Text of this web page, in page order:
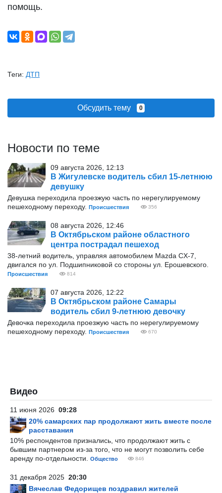
помощь.
Теги: ДТП
Обсудить тему 0
Новости по теме
09 августа 2026, 12:13
В Жигулевске водитель сбил 15-летнюю
девушку
Девушка переходила проезжую часть по нерегулируемому
пешеходному переходу. Происшествия 356
08 августа 2026, 12:46
В Октябрьском районе областного
центра пострадал пешеход
38-летний водитель, управляя автомобилем Mazda CX-7,
двигался по ул. Подшипниковой со стороны ул. Ерошевского.
Происшествия 814
07 августа 2026, 12:22
В Октябрьском районе Самары
водитель сбил 9-летнюю девочку
Девочка переходила проезжую часть по нерегулируемому
пешеходному переходу. Происшествия 670
Видео
11 июня 2026 09:28
20% самарских пар продолжают жить вместе после
расставания
10% респондентов признались, что продолжают жить с
бывшим партнером из-за того, что не могут позволить себе
аренду по-отдельности.
Общество 846
31 декабря 2025 20:30
Вячеслав Федорищев поздравил жителей